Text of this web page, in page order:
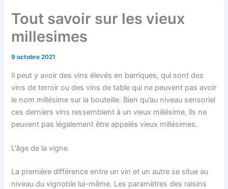
Tout savoir sur les vieux
millesimes
9 octobre 2021
Il peut y avoir des vins élevés en barriques, qui sont des
vins de terroir ou des vins de table qui ne peuvent pas avoir
le nom millésime sur la bouteille. Bien qu’au niveau sensoriel
ces derniers vins ressemblent à un vieux millésime, ils ne
peuvent pas légalement être appelés vieux millésimes.
L’âge de la vigne
La première différence entre un vin et un autre se situe au
niveau du vignoble lui-même. Les paramètres des raisins